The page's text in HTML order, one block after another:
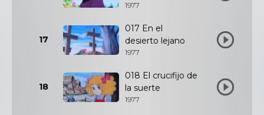
1977
17
017 En el
desierto lejano
1977
18
018 El crucifijo de
la suerte
1977